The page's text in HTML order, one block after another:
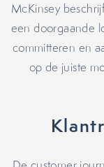
McKinsey
een doorgaande
committeren en
op de juiste